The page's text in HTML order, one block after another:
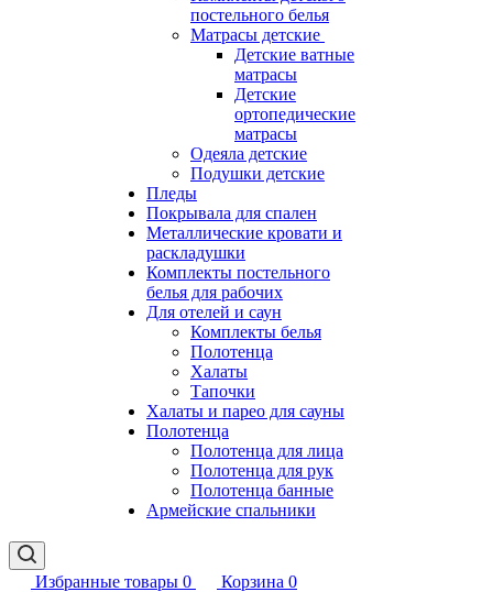
постельного белья
Матрасы детские
Детские ватные
матрасы
Детские
ортопедические
матрасы
Одеяла детские
Подушки детские
Пледы
Покрывала для спален
Металлические кровати и
раскладушки
Комплекты постельного
белья для рабочих
Для отелей и саун
Комплекты белья
Полотенца
Халаты
Тапочки
Халаты и парео для сауны
Полотенца
Полотенца для лица
Полотенца для рук
Полотенца банные
Армейские спальники
Избранные товары 0 Корзина 0